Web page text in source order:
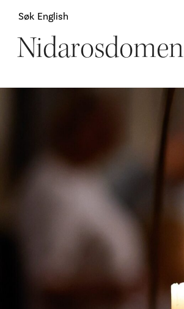
Søk English
Nidarosdomen